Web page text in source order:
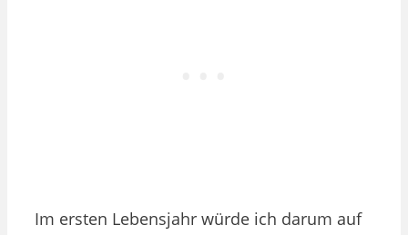
Im ersten Lebensjahr würde ich darum auf